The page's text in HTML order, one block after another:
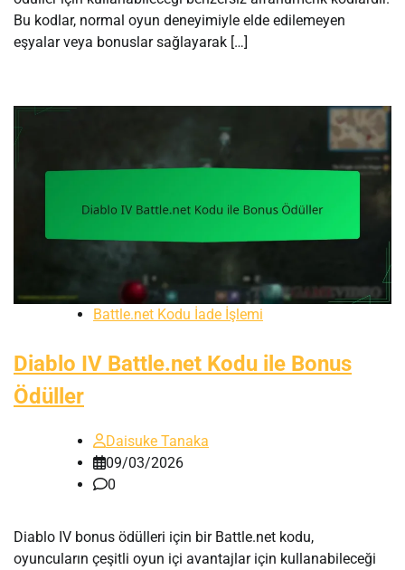
Bu kodlar, normal oyun deneyimiyle elde edilemeyen
eşyalar veya bonuslar sağlayarak […]
Battle.net Kodu İade İşlemi
Diablo IV Battle.net Kodu ile Bonus
Ödüller
Daisuke Tanaka
09/03/2026
0
Diablo IV bonus ödülleri için bir Battle.net kodu,
oyuncuların çeşitli oyun içi avantajlar için kullanabileceği